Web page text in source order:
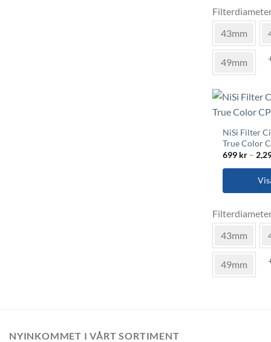
här
har
flera
varianter.
olika
alternativen
väljas
på
43mm
49mm
NiSi Filter
True Color
699 kr –
här
har
flera
varianter.
43mm
49mm
NYINKOMMET I VÅRT SORTIMENT